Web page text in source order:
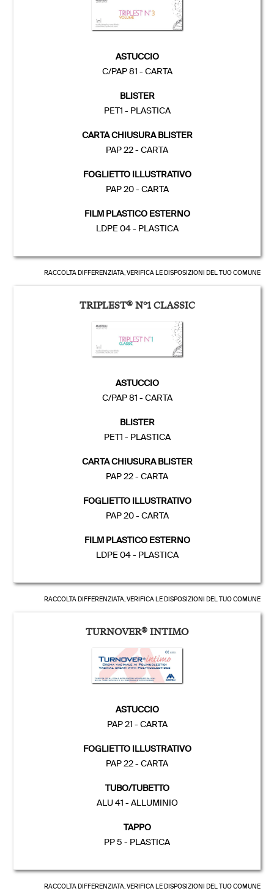
ASTUCCIO
C/PAP 81 - CARTA
BLISTER
PET1 - PLASTICA
CARTA CHIUSURA BLISTER
PAP 22 - CARTA
FOGLIETTO ILLUSTRATIVO
PAP 20 - CARTA
FILM PLASTICO ESTERNO
LDPE 04 - PLASTICA
RACCOLTA DIFFERENZIATA, VERIFICA LE DISPOSIZIONI DEL TUO COMUNE
TRIPLEST®N°1 CLASSIC
ASTUCCIO
C/PAP 81 - CARTA
BLISTER
PET1 - PLASTICA
CARTA CHIUSURA BLISTER
PAP 22 - CARTA
FOGLIETTO ILLUSTRATIVO
PAP 20 - CARTA
FILM PLASTICO ESTERNO
LDPE 04 - PLASTICA
RACCOLTA DIFFERENZIATA, VERIFICA LE DISPOSIZIONI DEL TUO COMUNE
TURNOVER® INTIMO
ASTUCCIO
PAP 21 - CARTA
FOGLIETTO ILLUSTRATIVO
PAP 22 - CARTA
TUBO/TUBETTO
ALU 41 - ALLUMINIO
TAPPO
PP 5 - PLASTICA
RACCOLTA DIFFERENZIATA, VERIFICA LE DISPOSIZIONI DEL TUO COMUNE